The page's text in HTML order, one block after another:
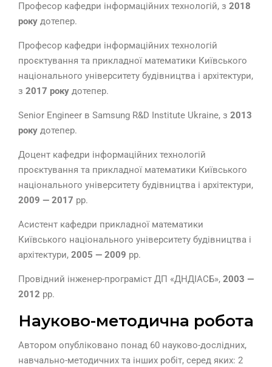
Професор кафедри інформаційних технологій, з 2018
року дотепер.
Професор кафедри інформаційних технологій
проєктування та прикладної математики Київського
національного університету будівництва і архітектури,
з 2017 року дотепер.
Senior Engineer в Samsung R&D Institute Ukraine, з 2013
року дотепер.
Доцент кафедри інформаційних технологій
проєктування та прикладної математики Київського
національного університету будівництва і архітектури,
2009 — 2017 рр.
Асистент кафедри прикладної математики
Київського національного університету будівництва і
архітектури, 2005 — 2009 рр.
Провідний інженер-програміст ДП «ДНДІАСБ», 2003 —
2012 рр.
Науково-методична робота
Автором опубліковано понад 60 науково-дослідних,
навчально-методичних та інших робіт, серед яких: 2